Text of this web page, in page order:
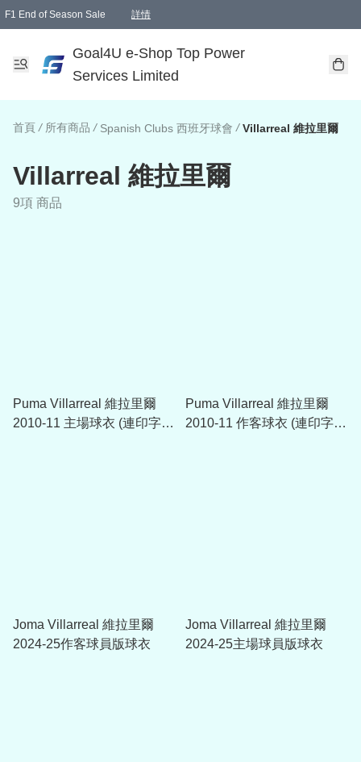
F1 End of Season Sale 詳情
Goal4U e-Shop Top Power
Services Limited
首頁 / 所有商品 / Spanish Clubs 西班牙球會 / Villarreal 維拉里爾
Villarreal 維拉里爾
9項 商品
Puma Villarreal 維拉里爾
2010-11 主場球衣 (連印字臂
Puma Villarreal 維拉里爾
2010-11 作客球衣 (連印字臂
Joma Villarreal 維拉里爾
2024-25作客球員版球衣
Joma Villarreal 維拉里爾
2024-25主場球員版球衣